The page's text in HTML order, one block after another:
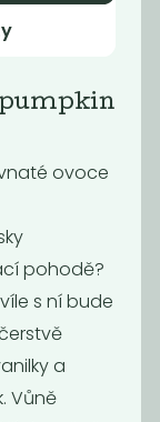
ovoce
pohodě?
s ní bude
a
Vůně